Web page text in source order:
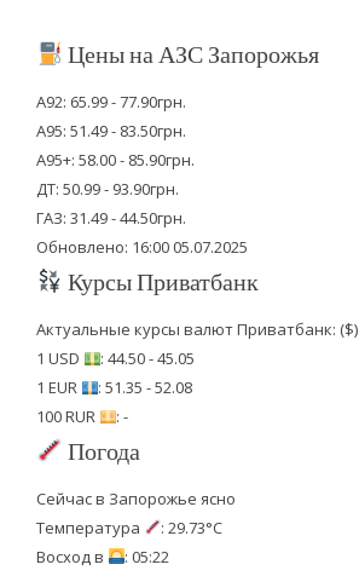
Цены на АЗС Запорожья
А92: 65.99 - 77.90грн.
А95: 51.49 - 83.50грн.
А95+: 58.00 - 85.90грн.
ДТ: 50.99 - 93.90грн.
ГАЗ: 31.49 - 44.50грн.
Обновлено: 16:00 05.07.2025
Курсы Приватбанк
Актуальные курсы валют Приватбанк: ($)
1 USD
: 44.50 - 45.05
1 EUR
: 51.35 - 52.08
100 RUR
: -
Погода
Сейчас в Запорожье ясно
Температура
: 29.73°C
Восход в
: 05:22